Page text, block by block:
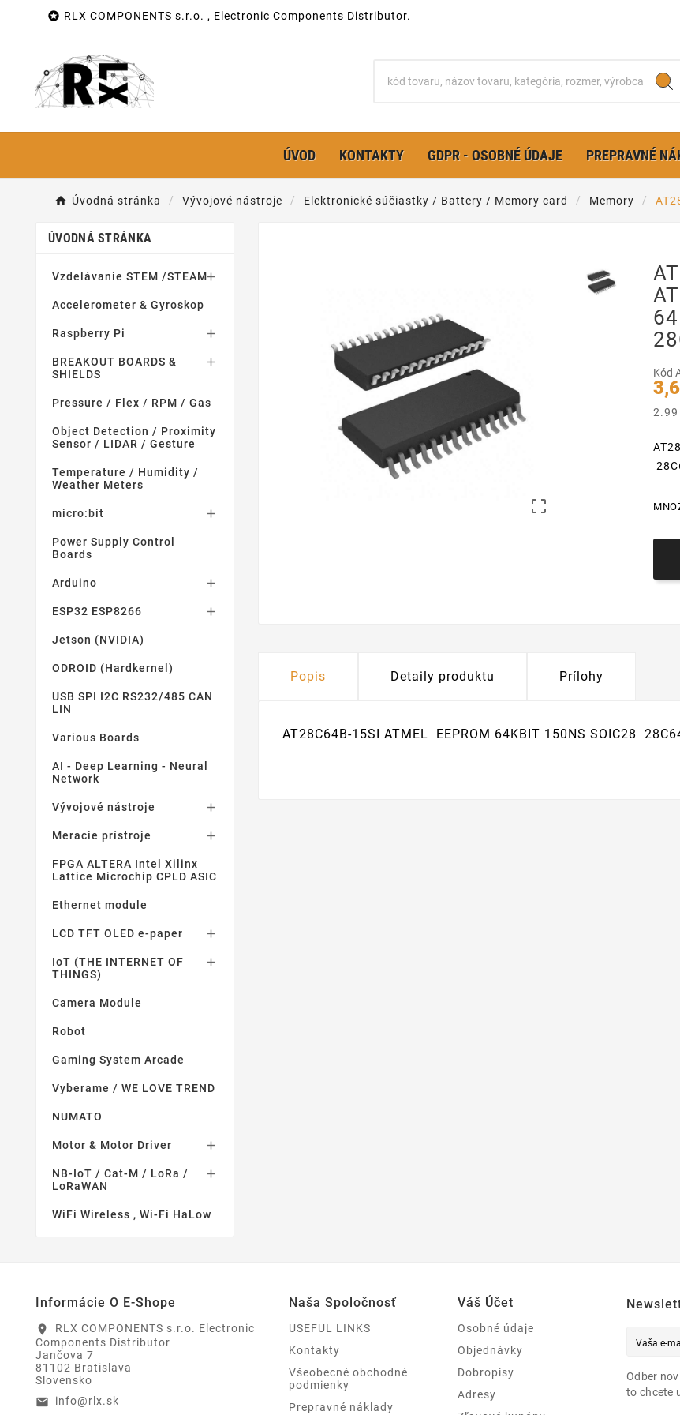
 RLX COMPONENTS s.r.o. , Electronic Components Distributor.
ÚVOD KONTAKTY GDPR - OSOBNÉ ÚDAJE PREPRAVNÉ
Úvodná stránka Vývojové nástroje Elektronické súčiastky / Battery / Memory card Memory
ÚVODNÁ STRÁNKA
Vzdelávanie STEM /STEAM
Accelerometer & Gyroskop
Raspberry Pi 
BREAKOUT BOARDS &
SHIELDS

Pressure / Flex / RPM / Gas
Object Detection / Proximity
Sensor / LIDAR / Gesture
Temperature / Humidity /
Weather Meters
micro:bit 
Power Supply Control
Boards
Arduino 
ESP32 ESP8266 
Jetson (NVIDIA)
ODROID (Hardkernel)
USB SPI I2C RS232/485 CAN
LIN
Various Boards
AI - Deep Learning - Neural
Network
Vývojové nástroje 
Meracie prístroje 
FPGA ALTERA Intel Xilinx
Lattice Microchip CPLD ASIC
Ethernet module
LCD TFT OLED e-paper 
IoT (THE INTERNET OF
THINGS)

Camera Module
Robot
Gaming System Arcade
Vyberame / WE LOVE TREND
NUMATO
Motor & Motor Driver 
NB-IoT / Cat-M / LoRa /
LoRaWAN

WiFi Wireless , Wi-Fi HaLow

Kód
2.99
Popis Detaily produktu Prílohy
AT28C64B-15SI ATMEL EEPROM 64KBIT 150NS SOIC28
Informácie O E-Shope
location_on
RLX COMPONENTS s.r.o. Electronic
Components Distributor
Jančova 7
81102 Bratislava
Slovensko
email info@rlx.sk
Naša Spoločnosť
USEFUL LINKS
Kontakty
Všeobecné obchodné
podmienky
Prepravné náklady
Váš Účet
Osobné údaje
Objednávky
Dobropisy
Adresy
Odber
to chcete